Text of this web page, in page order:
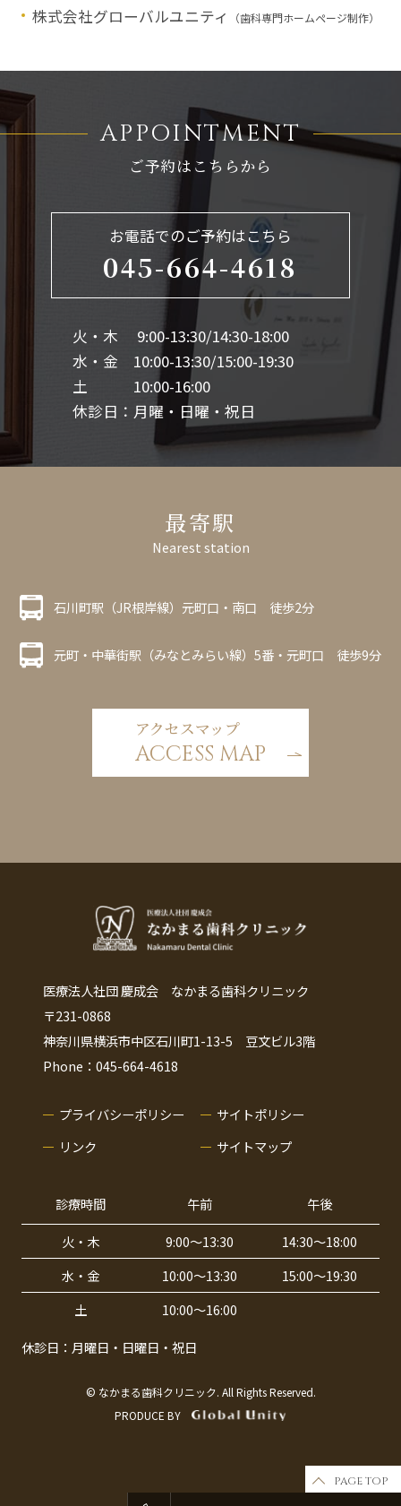
株式会社グローバルユニティ （歯科専門ホームページ制作）
APPOINTMENT
ご予約はこちらから
お電話でのご予約はこちら
045-664-4618
火・木 9:00-13:30/14:30-18:00
水・金 10:00-13:30/15:00-19:30
土 10:00-16:00
休診日：月曜・日曜・祝日
最寄駅
Nearest station
石川町駅（JR根岸線）元町口・南口 徒歩2分
元町・中華街駅（みなとみらい線）5番・元町口 徒歩9分
アクセスマップ
ACCESS MAP
医療法人社団 慶成会 なかまる歯科クリニック
〒231-0868
神奈川県横浜市中区石川町1-13-5 豆文ビル3階
Phone：045-664-4618
プライバシーポリシー
サイトポリシー
リンク
サイトマップ
診療時間 午前
午後
火・木
9:00〜13:30
14:30〜18:00
水・金
10:00〜13:30
15:00〜19:30
土
10:00〜16:00
休診日：月曜日・日曜日・祝日
© なかまる歯科クリニック. All Rights Reserved.
PRODUCE BY
PAGE TOP